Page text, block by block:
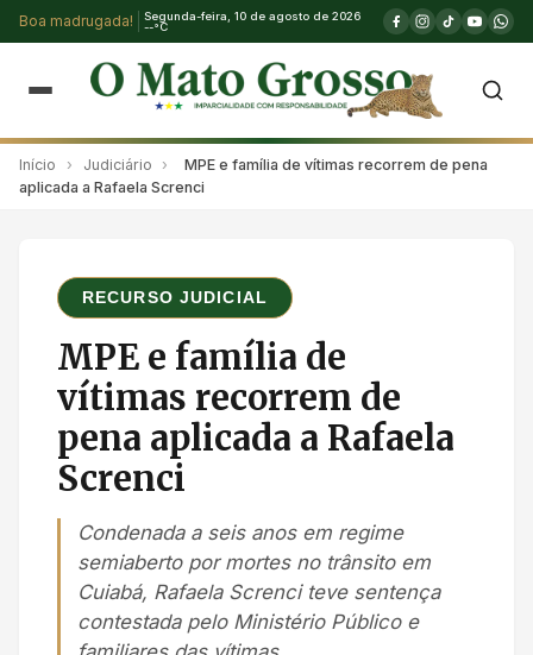
Boa madrugada!
Segunda-feira, 10 de agosto de 2026
--°C
Início › Judiciário ›
MPE e família de vítimas recorrem de pena
aplicada a Rafaela Screnci
RECURSO JUDICIAL
MPE e família de
vítimas recorrem de
pena aplicada a Rafaela
Screnci
Condenada a seis anos em regime
semiaberto por mortes no trânsito em
Cuiabá, Rafaela Screnci teve sentença
contestada pelo Ministério Público e